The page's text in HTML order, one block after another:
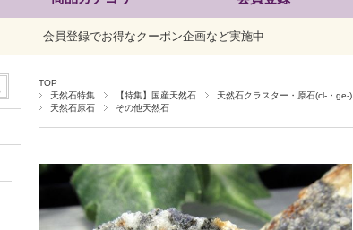
会員登録でお得なクーポン企画など実施中
TOP
天然石特集
【特集】国産天然石
天然石クラスター・原石(cl-・ge-)
天然石原石
その他天然石